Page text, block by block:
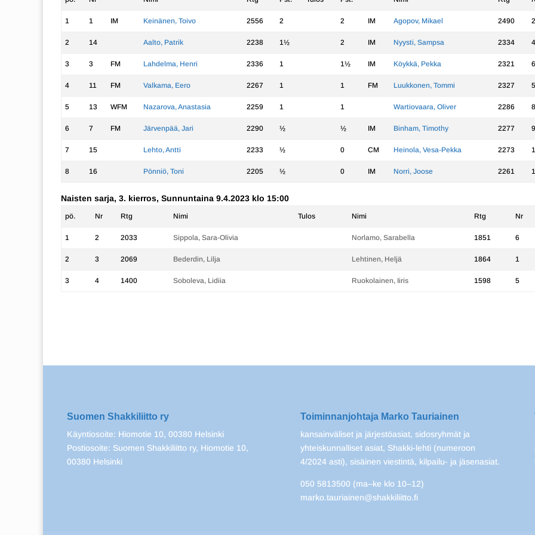
1 1 IM Keinänen, Toivo 2556 2 2 IM Agopov, Mikael 2490 2
2 14 Aalto, Patrik 2238 1½ 2 IM Nyysti, Sampsa 2334 4
3 3 FM Lahdelma, Henri 2336 1 1½ IM Köykkä, Pekka 2321 6
4 11 FM Valkama, Eero 2267 1 1 FM Luukkonen, Tommi 2327 5
5 13 WFM Nazarova, Anastasia 2259 1 1 Wartiovaara, Oliver 2286 8
6 7 FM Järvenpää, Jari 2290 ½ ½ IM Binham, Timothy 2277 9
7 15 Lehto, Antti 2233 ½ 0 CM Heinola, Vesa-Pekka 2273
8 16 Pönniö, Toni 2205 ½ 0 IM Norri, Joose 2261
Naisten sarja, 3. kierros, Sunnuntaina 9.4.2023 klo 15:00
pö. Nr Rtg Nimi Tulos Nimi Rtg Nr
1 2 2033 Sippola, Sara-Olivia Norlamo, Sarabella 1851 6
2 3 2069 Bederdin, Lilja Lehtinen, Heljä 1864 1
3 4 1400 Soboleva, Lidiia Ruokolainen, Iiris 1598 5
Suomen Shakkiliitto ry
Käyntiosoite: Hiomotie 10, 00380 Helsinki
Postiosoite: Suomen Shakkiliitto ry, Hiomotie 10,
00380 Helsinki
Toiminnanjohtaja Marko Tauriainen
kansainväliset ja järjestöasiat, sidosryhmät ja
yhteiskunnalliset asiat, Shakki-lehti (numeroon
4/2024 asti), sisäinen viestintä, kilpailu- ja jäsenasiat.
050 5813500 (ma–ke klo 10–12)
marko.tauriainen@shakkiliitto.fi